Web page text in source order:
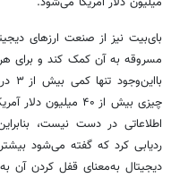
بای‌بیت نیز از صنعت ارزهای
بااین‌وجود تنها کمی بیش از ۳ درصد از مبلغ به‌غارت‌رفته
ردیابی کرد که گفته می‌شود
دیجیتال به‌معنای قفل کردن آن